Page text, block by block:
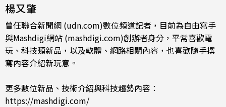
楊又肇
曾任聯合新聞網 (udn.com)數位頻道記者，目前為自由寫手
與Mashdigi網站 (mashdigi.com)創辦者身分，平常喜歡電
玩、科技類新品，以及軟體、網路相關內容，也喜歡隨手撰
寫內容介紹新玩意。
更多數位新品、技術介紹與科技趨勢內容：
https://mashdigi.com/